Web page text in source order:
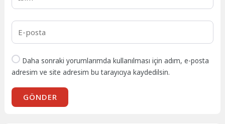
Daha sonraki yorumlarımda kullanılması için adım, e-posta
adresim ve site adresim bu tarayıcıya kaydedilsin.
GÖNDER